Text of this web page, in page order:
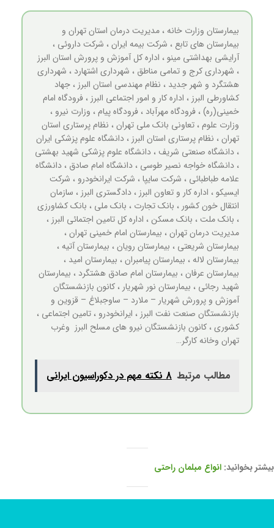
بیمارستان وزارت خانه ، مدیریت درمان استان تهران و
بیمارستان های تابع ، شرکت بیمه ایران ، شرکت داروئی ،
آرایشی بهداشتی مینو ، اداره کل آموزش و پرورش استان البرز
، شهرداری کرج و تمامی مناطق ، شهرداری اشتهارد ، شهرداری
هشتگرد و شهر جدید ، نظام مهندسی استان البرز ، جهاد
کشاورطی البرز ، اداره کار و امور اجتماعی البرز ، فرودگاه امام
خمینی(ره) ، فرودگاه مهرآباد ، فرودگاه پیام ، وزارت نیرو ،
وزارت علوم ، تعاونی بانک ملی تهران ، نظام پرستاری استان
تهران ، نظام پرستاری استان البرز ، دانشگاه علوم پزشکی ایران
، دانشگاه صنعتی شریف ، دانشگاه علوم پزشکی شهید بهشتی
، دانشگاه خواجه نصیر طوسی ، دانشگاه امام صادق ، دانشگاه
علامه طباطبائی ، شرکت سایپا ، شرکت ایرانخودرو ، شرکت
ایسیکو ، اداره کار و تعاون البرز ، دادگستری البرز ، سازمان
انتقال خون کشور ، بانک تجارت ، بانک ملی ، بانک کشاورزی
، بانک ملت ، بانک مسکن ، اداره کل تامین اجتمائی البرز ،
مدیریت درمان تهران ، بیمارستان امام خمینی تهران ،
بیمارستان شریعتی ، بیمارستان رویان ، بیمارستان آتیه ،
بیمارستان لاله ، بیمارستان پیامبران ، بیمارستان امید ،
بیمارستان عرفان ، بیمارستان امام صادق هشتگرد ، بیمارستان
شهید رجائی ، بیمارستان نور شهریار ، کانون بازنشستگان
آموزش و پرورش شهریار – ملارد – ساوجبلاغ – قزوین و
بازنشستگان صنعت نفت البرز ، ایرانخودرو ، تامین اجتماعی ،
کشوری ، کانون بازنشستگان نیرو های مسلح البرز وغرب
تهران وخانه کارگر…
مطالب مرتبط 8 نکته مهم در دکوراسیون ایرانی
بیشتر بخوانید: انواع مبلمان راحتی